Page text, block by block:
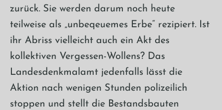
zurück. Sie werden darum noch heute
teilweise als „unbeqeuemes Erbe“ rezipiert. Ist
ihr Abriss vielleicht auch ein Akt des
kollektiven Vergessen-Wollens? Das
Landesdenkmalamt jedenfalls lässt die
Aktion nach wenigen Stunden polizeilich
stoppen und stellt die Bestandsbauten